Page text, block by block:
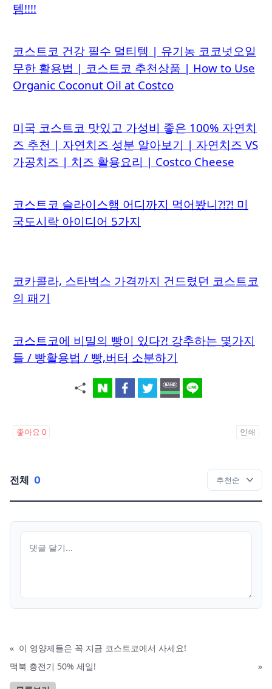
템!!!!
코스트코 건강 필수 멀티템 | 유기농 코코넛오일
무한 활용법 | 코스트코 추천상품 | How to Use
Organic Coconut Oil at Costco
미국 코스트코 맛있고 가성비 좋은 100% 자연치
즈 추천 | 자연치즈 성분 알아보기 | 자연치즈 VS
가공치즈 | 치즈 활용요리 | Costco Cheese
코스트코 슬라이스햄 어디까지 먹어봤니?!?! 미
국도시락 아이디어 5가지
코카콜라, 스타벅스 가격까지 건드렸던 코스트코
의 패기
코스트코에 비밀의 빵이 있다?! 강추하는 몇가지
들 / 빵활용법 / 빵,버터 소분하기
좋아요 0 인쇄
전체 0
« 이 영양제들은 꼭 지금 코스트코에서 사세요!
맥북 충전기 50% 세일!
»